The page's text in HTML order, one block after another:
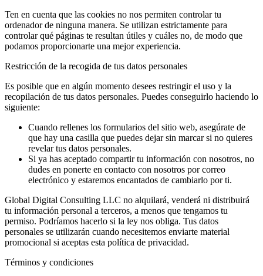
Ten en cuenta que las cookies no nos permiten controlar tu
ordenador de ninguna manera. Se utilizan estrictamente para
controlar qué páginas te resultan útiles y cuáles no, de modo que
podamos proporcionarte una mejor experiencia.
Restricción de la recogida de tus datos personales
Es posible que en algún momento desees restringir el uso y la
recopilación de tus datos personales. Puedes conseguirlo haciendo lo
siguiente:
Cuando rellenes los formularios del sitio web, asegúrate de
que hay una casilla que puedes dejar sin marcar si no quieres
revelar tus datos personales.
Si ya has aceptado compartir tu información con nosotros, no
dudes en ponerte en contacto con nosotros por correo
electrónico y estaremos encantados de cambiarlo por ti.
Global Digital Consulting LLC no alquilará, venderá ni distribuirá
tu información personal a terceros, a menos que tengamos tu
permiso. Podríamos hacerlo si la ley nos obliga. Tus datos
personales se utilizarán cuando necesitemos enviarte material
promocional si aceptas esta política de privacidad.
Términos y condiciones